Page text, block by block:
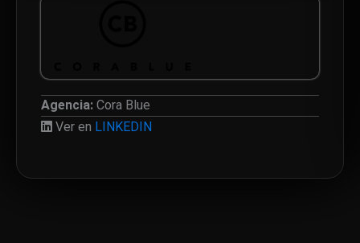
Agencia: Cora Blue
Ver en LINKEDIN